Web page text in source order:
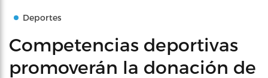
Deportes
Competencias deportivas
promoverán la donación de